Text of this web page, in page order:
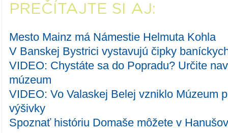
PREČÍTAJTE SI AJ:
Mesto Mainz má Námestie Helmuta Kohla
V Banskej Bystrici vystavujú čipky
VIDEO: Chystáte sa do Popradu? Určite
múzeum
VIDEO: Vo Valaskej Belej vzniklo Múzeum
výšivky
Spoznať históriu Domaše môžete v